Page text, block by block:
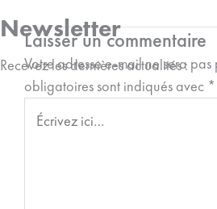
Newsletter
Recevez les dernières actualités :
Laisser un commentaire
Votre adresse e-mail ne sera
obligatoires sont indiqués avec *
Écrivez
ici…